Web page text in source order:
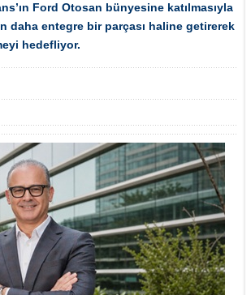
Ford Otosan bünyesine katılmasıyla
entegre bir parçası haline getirerek
hedefliyor.